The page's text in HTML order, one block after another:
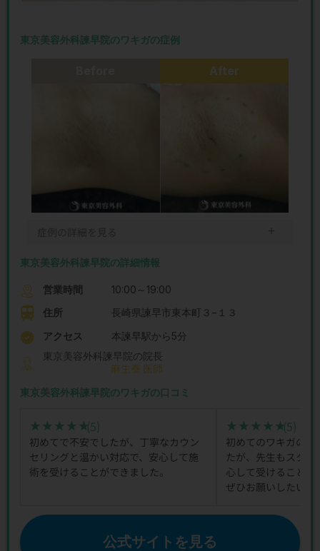
東京美容外科諫早院のワキガの症例
After
＋
東京美容外科諫早院の詳細情報
営業時間
10:00～19:00
住所
長崎県諫早市東本町３−１３
アクセス
本諫早駅から5分
東京美容外科諫早院の院長
麻生泰 医師
東京美容外科諫早院のワキガの口コミ
★★★★★
★★★★★(5)
初めてで不安でしたが、丁寧なカウン
セリングと温かい対応で、安心して施
術を受けることができました。
★★★★★
★★★★★(5)
初めてのワキガの
たが、先生もスタ
心して受けることが
ぜひお願いしたいで
公式サイトを見る